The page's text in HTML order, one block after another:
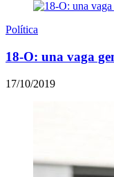
Política
18-O: una vaga
17/10/2019